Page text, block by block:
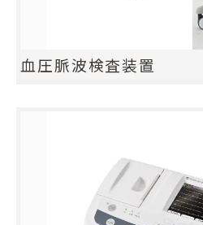
血圧脈波検査装置